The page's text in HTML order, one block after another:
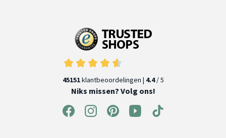
45151klantbeoordelingen | 4.4/ 5
Niks missen? Volg ons!